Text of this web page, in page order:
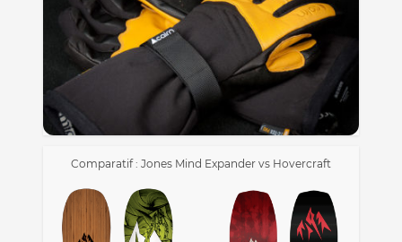
Comparatif : Jones Mind Expander vs Hovercraft